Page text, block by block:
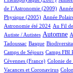
de l’Astronomie (2009)
2/605
15/605
Physique (2005)
5/605 Année
2/605
1/605
14/605
Astronomie été 2024
14/605 Au Fil
7/605
1/605
1/605
1/605
Autiste / Autistes
270/605 Automne
3/605
5/605
1/605
2/605
Tadoussac
1/605 Basque
60/605 Biodiversita
1/605
11/605
44/605
Camps de Séjours
2/605 Camps FBI
6/605
6/605
2/605
1/605
Cévennes (France)
1/605 Colonie de
2/605
3/605
Vacances et Coronavirus
1/605
1/605
1/605
3/605